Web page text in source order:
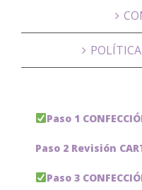
Paso 1
Paso 2 Revisión
Paso 3